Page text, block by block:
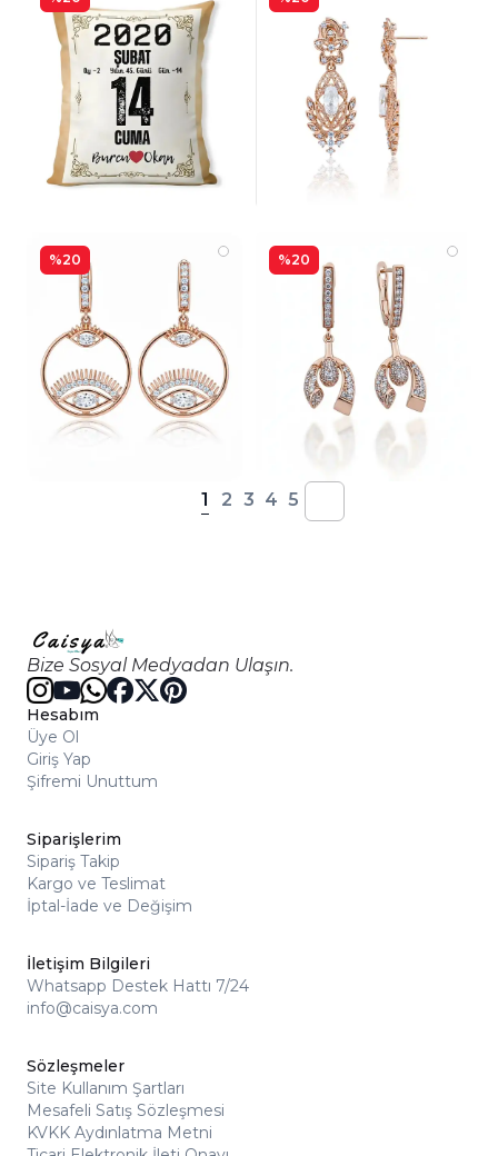
%20 %20
1 2 3 4 5
Bize Sosyal Medyadan Ulaşın.
Hesabım
Üye Ol
Giriş Yap
Şifremi Unuttum
Siparişlerim
Sipariş Takip
Kargo ve Teslimat
İptal-İade ve Değişim
İletişim Bilgileri
Whatsapp Destek Hattı 7/24
info@caisya.com
Sözleşmeler
Site Kullanım Şartları
Mesafeli Satış Sözleşmesi
KVKK Aydınlatma Metni